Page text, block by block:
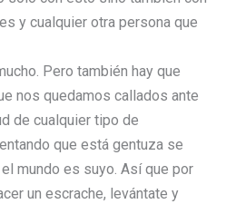
y cualquier otra persona que
Pero también hay que
nos quedamos callados ante
de cualquier tipo de
que está gentuza se
mundo es suyo. Así que por
un escrache, levántate y